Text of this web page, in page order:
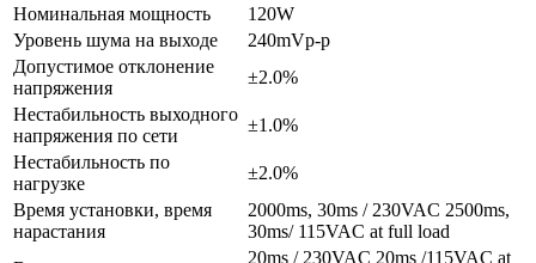
Номинальная мощность
120W
Уровень шума на выходе
240mVp-p
Допустимое отклонение
напряжения
±2.0%
Нестабильность выходного
напряжения по сети
±1.0%
Нестабильность по
нагрузке
±2.0%
Время установки, время
нарастания
2000ms, 30ms / 230VAC 2500ms,
30ms/ 115VAC at full load
20ms / 230VAC 20ms /115VAC at